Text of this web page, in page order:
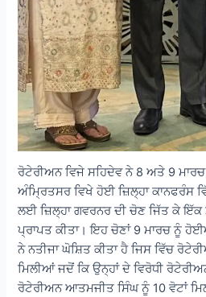
ਰੋਟੇਰੀਅਨ ਵਿਜੇ ਸਹਿਦੇਵ ਨੇ 8 ਅਤੇ 9
ਅੰਮ੍ਰਿਤਸਰ ਵਿਖੇ ਹੋਈ ਜ਼ਿਲ੍ਹਾ ਕਾਨਫਰੰਸ
ਲਈ ਜ਼ਿਲ੍ਹਾ ਗਵਰਨਰ ਦੀ ਚੋਣ ਜਿੱਤ ਕੇ
ਪ੍ਰਾਪਤ ਕੀਤਾ। ਇਹ ਚੋਣਾਂ 9 ਮਾਰਚ ਨੂੰ
ਨੇ ਨਤੀਜਾ ਘੋਸ਼ਿਤ ਕੀਤਾ ਹੈ ਜਿਸ ਵਿੱਚ
ਮਿਲੀਆਂ ਜਦੋਂ ਕਿ ਉਨ੍ਹਾਂ ਦੇ ਵਿਰੋਧੀ
ਰੋਟੇਰੀਅਨ ਆਤਮਜੀਤ ਸਿੰਘ ਨੂੰ 10 ਵੋਟਾਂ